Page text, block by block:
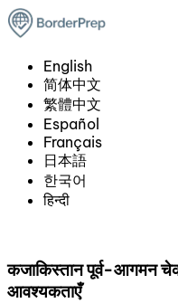
English
简体中文
繁體中文
Español
Français
日本語
한국어
हिन्दी
कजाकिस्तान पूर्व-आगमन
आवश्यकताएँ